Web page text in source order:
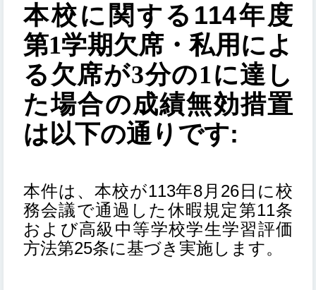
本校に関する 114年度
第1学期欠席・私用によ
る欠席が3分の1に達し
た場合の成績無効措置
は以下の通りです:
本件は、本校が113年8月 26 日に校
務会議で通過した休暇規定第11条
および高級中等学校学生学習評価
方法第25条に基づき実施します。